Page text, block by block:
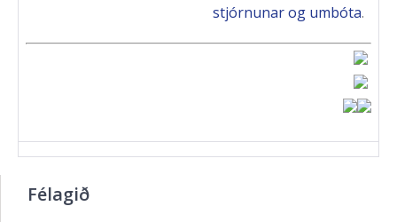
stjórnunar og umbóta.
Félagið